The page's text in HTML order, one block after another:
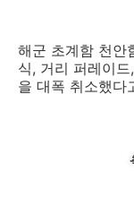
해군 초계함 천안
식, 거리 퍼레이
을 대폭 취소했다